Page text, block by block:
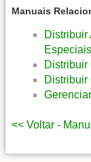
Manuais
Distribuir
Especiais
Distribuir
Distribuir
<< Voltar -